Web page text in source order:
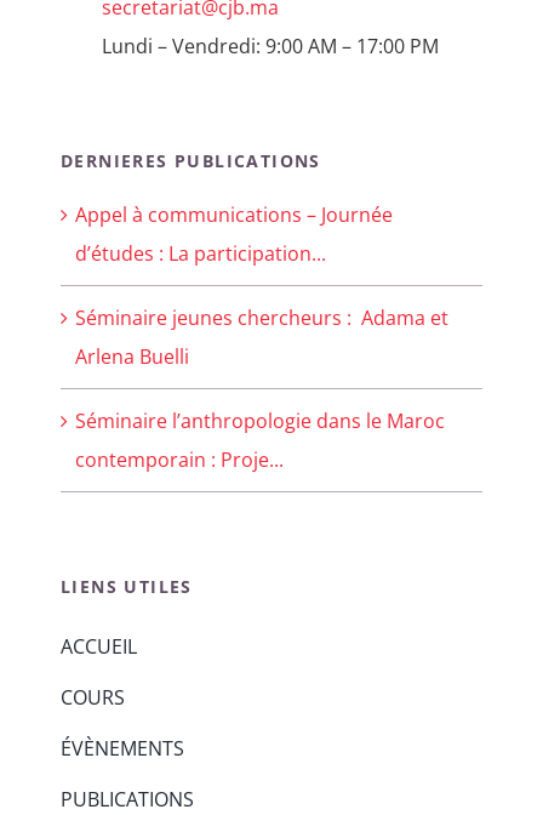
secretariat@cjb.ma
Lundi – Vendredi: 9:00 AM – 17:00 PM
DERNIERES PUBLICATIONS
Appel à communications – Journée
d’études : La participation...
Séminaire jeunes chercheurs : Adama et
Arlena Buelli
Séminaire l’anthropologie dans le Maroc
contemporain : Proje...
LIENS UTILES
ACCUEIL
COURS
ÉVÈNEMENTS
PUBLICATIONS